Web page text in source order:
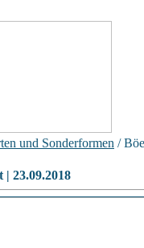
und Sonderformen /
| 23.09.2018